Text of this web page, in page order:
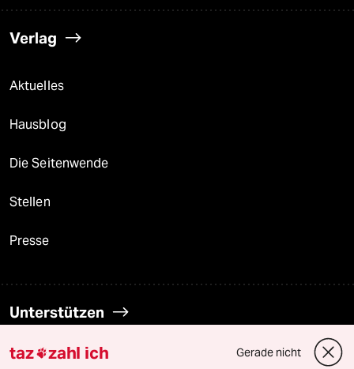
Verlag
Aktuelles
Hausblog
Die Seitenwende
Stellen
Presse
Unterstützen
abo
taz zahl ich Gerade nicht